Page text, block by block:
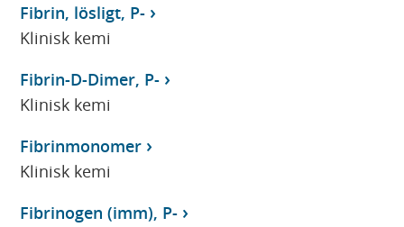
Fibrin, lösligt, P-
Klinisk kemi
Fibrin-D-Dimer, P-
Klinisk kemi
Fibrinmonomer
Klinisk kemi
Fibrinogen (imm), P-